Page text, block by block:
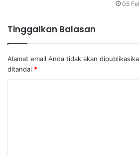
05
Tinggalkan Balasan
Alamat email Anda tidak akan
ditandai *